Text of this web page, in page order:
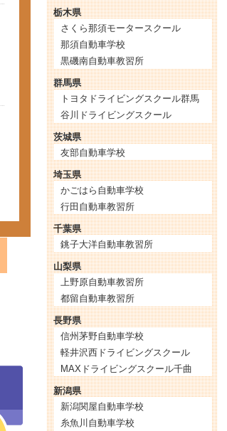
栃木県
さくら那須モータースクール
那須自動車学校
黒磯南自動車教習所
群馬県
トヨタドライビングスクール群馬
谷川ドライビングスクール
茨城県
友部自動車学校
埼玉県
かごはら自動車学校
行田自動車教習所
千葉県
銚子大洋自動車教習所
山梨県
上野原自動車教習所
都留自動車教習所
長野県
信州茅野自動車学校
軽井沢西ドライビングスクール
MAXドライビングスクール千曲
新潟県
新潟関屋自動車学校
糸魚川自動車学校